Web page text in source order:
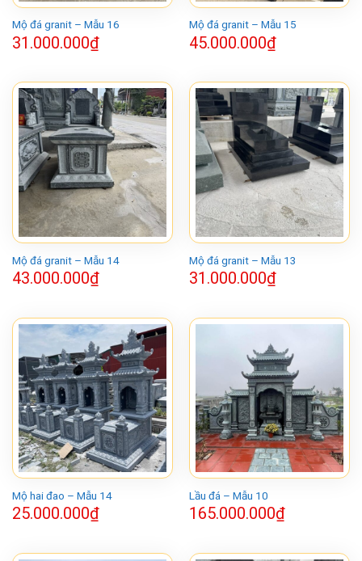
Mộ đá granit – Mẫu 16
31.000.000₫
Mộ đá granit – Mẫu 15
45.000.000₫
Mộ đá granit – Mẫu 14
43.000.000₫
Mộ đá granit – Mẫu 13
31.000.000₫
Mộ hai đao – Mẫu 14
25.000.000₫
Lầu đá – Mẫu 10
165.000.000₫